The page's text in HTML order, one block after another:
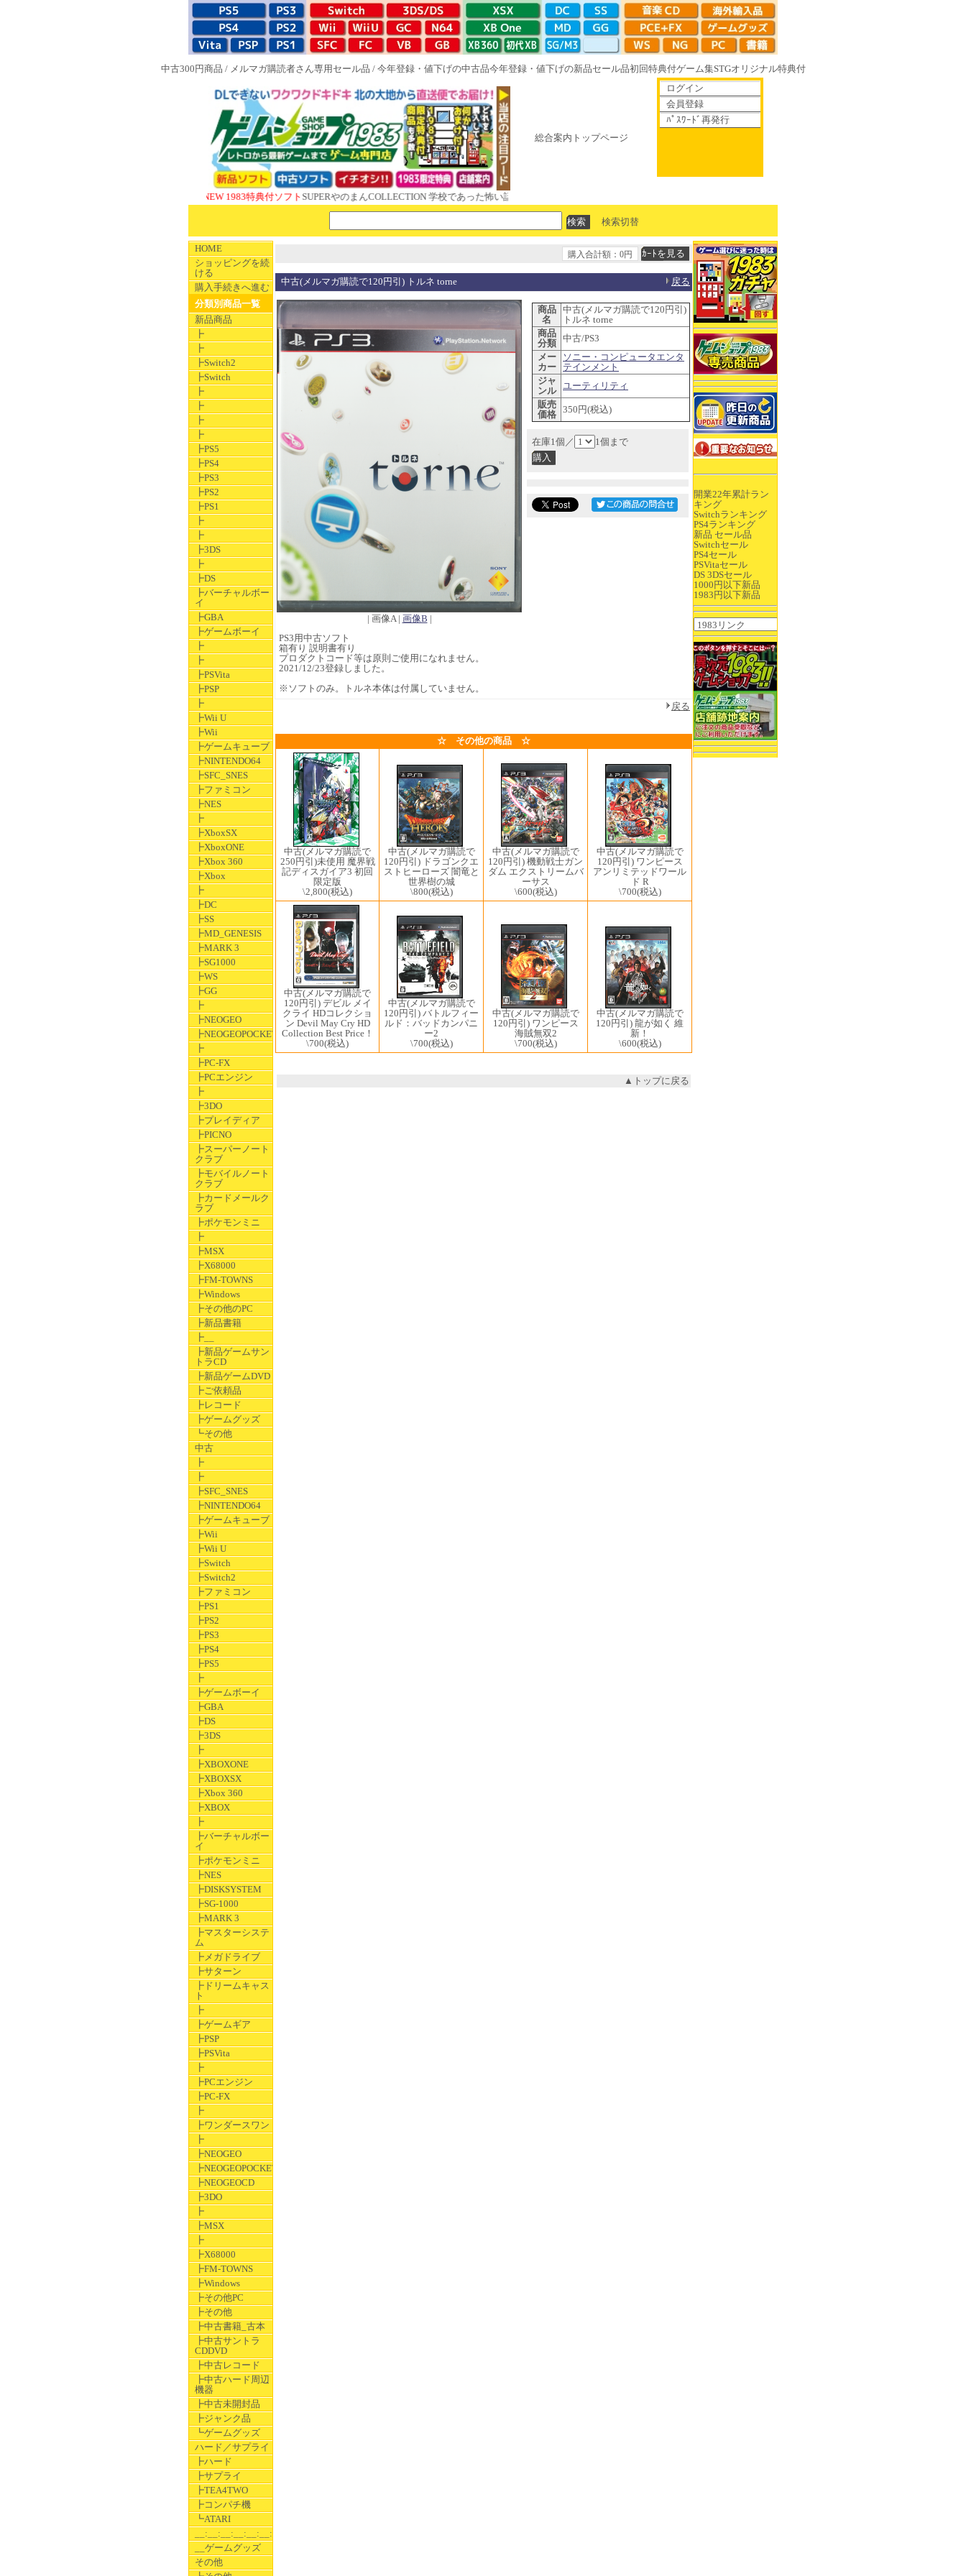
中古300円商品 / メルマガ購読者さん専用セール品 / 今年登録・値下げの中古品今年登録・値下げの新品セール品初回特典付ゲーム集STGオリジナル特典付
総合案内トップページ
NEW 1983特典付ソフトSUPERやのまんCOLLECTION 学校であった怖い話と晦󠄀つきこもり ルート16R やがて散りゆく鏡の花へ 70年代風ロボットアニメ ゲッP-X アレサCOLLECTION
ログイン
会員登録
ﾊﾟｽﾜｰﾄﾞ再発行
検索切替
HOME
ショッピングを続
ける
購入手続きへ進む
分類別商品一覧
新品商品
┣
┣
┣Switch2
┣Switch
┣
┣
┣
┣
┣PS5
┣PS4
┣PS3
┣PS2
┣PS1
┣
┣
┣3DS
┣
┣DS
┣バーチャルボー
イ
┣GBA
┣ゲームボーイ
┣
┣
┣PSVita
┣PSP
┣
┣Wii U
┣Wii
┣ゲームキューブ
┣NINTENDO64
┣SFC_SNES
┣ファミコン
┣NES
┣
┣XboxSX
┣XboxONE
┣Xbox 360
┣Xbox
┣
┣DC
┣SS
┣MD_GENESIS
┣MARK 3
┣SG1000
┣WS
┣GG
┣
┣NEOGEO
┣NEOGEOPOCKET
┣
┣PC-FX
┣PCエンジン
┣
┣3DO
┣プレイディア
┣PICNO
┣スーパーノート
クラブ
┣モバイルノート
クラブ
┣カードメールク
ラブ
┣ポケモンミニ
┣
┣MSX
┣X68000
┣FM-TOWNS
┣Windows
┣その他のPC
┣新品書籍
┣__
┣新品ゲームサン
トラCD
┣新品ゲームDVD
┣ご依頼品
┣レコード
┣ゲームグッズ
┗その他
中古
┣
┣
┣SFC_SNES
┣NINTENDO64
┣ゲームキューブ
┣Wii
┣Wii U
┣Switch
┣Switch2
┣ファミコン
┣PS1
┣PS2
┣PS3
┣PS4
┣PS5
┣
┣ゲームボーイ
┣GBA
┣DS
┣3DS
┣
┣XBOXONE
┣XBOXSX
┣Xbox 360
┣XBOX
┣
┣バーチャルボー
イ
┣ポケモンミニ
┣NES
┣DISKSYSTEM
┣SG-1000
┣MARK 3
┣マスターシステ
ム
┣メガドライブ
┣サターン
┣ドリームキャス
ト
┣
┣ゲームギア
┣PSP
┣PSVita
┣
┣PCエンジン
┣PC-FX
┣
┣ワンダースワン
┣
┣NEOGEO
┣NEOGEOPOCKET
┣NEOGEOCD
┣3DO
┣
┣MSX
┣
┣X68000
┣FM-TOWNS
┣Windows
┣その他PC
┣その他
┣中古書籍_古本
┣中古サントラ
CDDVD
┣中古レコード
┣中古ハード周辺
機器
┣中古未開封品
┣ジャンク品
┗ゲームグッズ
ハード／サプライ
┣ハード
┣サプライ
┣TEA4TWO
┣コンパチ機
┗ATARI
__:__:__:__:__:__:__
__ゲームグッズ
その他
開業22年累計ラン
キング
Switchランキング
PS4ランキング
新品 セール品
Switchセール
PS4セール
PSVitaセール
DS 3DSセール
1000円以下新品
1983円以下新品
購入合計額：0円
中古(メルマガ購読で120円引) トルネ torne 戻る
| 画像A | 画像B |
商品
名
中古(メルマガ購読で120円引)
トルネ torne
商品
分類
中古/PS3
メー
カー
ソニー・コンピュータエンタ
テインメント
ジャ
ンル
ユーティリティ
販売
価格
350円(税込)
在庫1個／ 1個まで
PS3用中古ソフト
箱有り 説明書有り
プロダクトコード等は原則ご使用になれません。
2021/12/23登録しました。
※ソフトのみ。トルネ本体は付属していません。
戻る
☆ その他の商品 ☆
中古(メルマガ購読で
250円引)未使用 魔界戦
記ディスガイア3 初回
限定版
\2,800(税込)
中古(メルマガ購読で
120円引) ドラゴンクエ
ストヒーローズ 闇竜と
世界樹の城
\800(税込)
中古(メルマガ購読で
120円引) 機動戦士ガン
ダム エクストリームバ
ーサス
\600(税込)
中古(メルマガ購読で
120円引) ワンピース
アンリミテッドワール
ド R
\700(税込)
中古(メルマガ購読で
120円引) デビル メイ
クライ HDコレクショ
ン Devil May Cry HD
Collection Best Price！
\700(税込)
中古(メルマガ購読で
120円引) バトルフィー
ルド：バッドカンパニ
ー2
\700(税込)
中古(メルマガ購読で
120円引) ワンピース
海賊無双2
\700(税込)
中古(メルマガ購読で
120円引) 龍が如く 維
新！
\600(税込)
▲トップに戻る